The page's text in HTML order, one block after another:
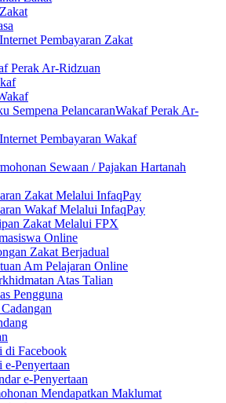
Pembayaran Zakat
Perak Ar-Ridzuan
Sempena PelancaranWakaf Perak Ar-
Pembayaran Wakaf
Sewaan / Pajakan Hartanah
Zakat Melalui InfaqPay
Wakaf Melalui InfaqPay
Zakat Melalui FPX
Online
Zakat Berjadual
Am Pelajaran Online
Atas Talian
Pengguna
di Facebook
e-Penyertaan
e-Penyertaan
Mendapatkan Maklumat